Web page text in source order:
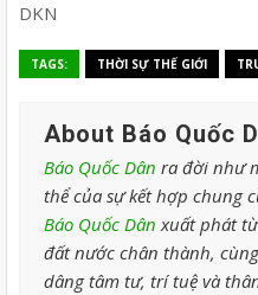
DKN
TAGS: THỜI SỰ THẾ GIỚI
About Báo Quốc
Báo Quốc Dân ra đời như
thể của sự kết hợp chung
Báo Quốc Dân xuất phát
đất nước chân thành,
dâng tâm tư, trí tuệ và